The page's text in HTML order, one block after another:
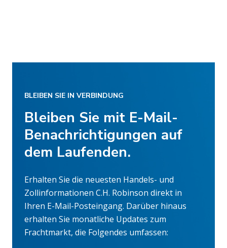
BLEIBEN SIE IN VERBINDUNG
Bleiben Sie mit E-Mail-
Benachrichtigungen auf
dem Laufenden.
Erhalten Sie die neuesten Handels- und
Zollinformationen C.H. Robinson direkt in
Ihren E-Mail-Posteingang. Darüber hinaus
erhalten Sie monatliche Updates zum
Frachtmarkt, die Folgendes umfassen: